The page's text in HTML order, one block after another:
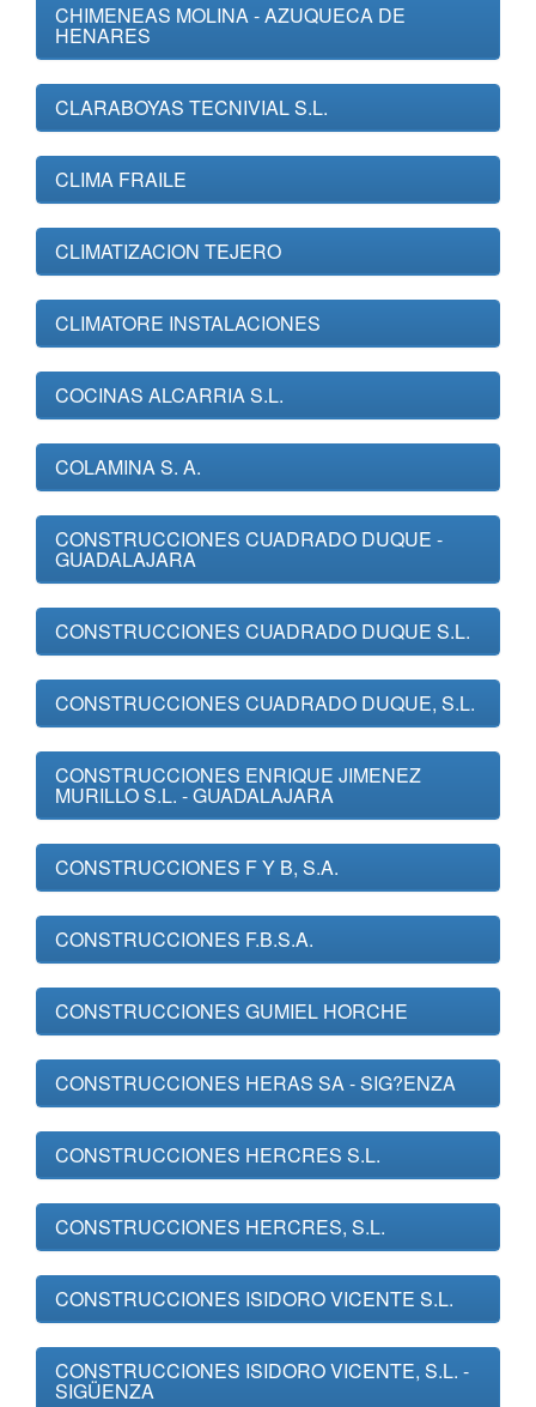
CHIMENEAS MOLINA - AZUQUECA DE
HENARES
CLARABOYAS TECNIVIAL S.L.
CLIMA FRAILE
CLIMATIZACION TEJERO
CLIMATORE INSTALACIONES
COCINAS ALCARRIA S.L.
COLAMINA S. A.
CONSTRUCCIONES CUADRADO DUQUE -
GUADALAJARA
CONSTRUCCIONES CUADRADO DUQUE S.L.
CONSTRUCCIONES CUADRADO DUQUE, S.L.
CONSTRUCCIONES ENRIQUE JIMENEZ
MURILLO S.L. - GUADALAJARA
CONSTRUCCIONES F Y B, S.A.
CONSTRUCCIONES F.B.S.A.
CONSTRUCCIONES GUMIEL HORCHE
CONSTRUCCIONES HERAS SA - SIG?ENZA
CONSTRUCCIONES HERCRES S.L.
CONSTRUCCIONES HERCRES, S.L.
CONSTRUCCIONES ISIDORO VICENTE S.L.
CONSTRUCCIONES ISIDORO VICENTE, S.L. -
SIGÜENZA